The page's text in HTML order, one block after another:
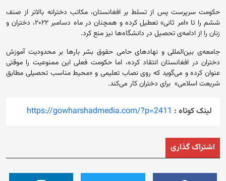
حکومت سرپرست پس از تسلط بر افغانستان، مکاتب دخترانه بالاتر از صنف
ششم را تا «امر ثانی» تعطیل کرده و همچنان در ماه دسامبر ۲۰۲۲، دختران و
زنان را از ادامه‌ی تحصیل در دانشگاه‌ها نیز منع کرد.
جامعه‌ی بین‌المللی و نهادهای حامی حقوق بشر بارها بر محدودیت آموزش
دختران در افغانستان انتقاد کرده، اما حکومت فعلی این ممنوعیت را موقتی
عنوان کرده و می‌گوید که روی نصاب تعلیمی و «محیط مناسب تحصیلی مطابق
شریعت اسلامی» برای دختران کار می‌کند.
لینک کوتاه : https://gowharshadmedia.com/?p=2411
اشتراک گذاری